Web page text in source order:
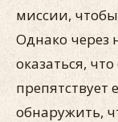
миссии,
Однако через
оказаться,
препятствует
обнаружить,